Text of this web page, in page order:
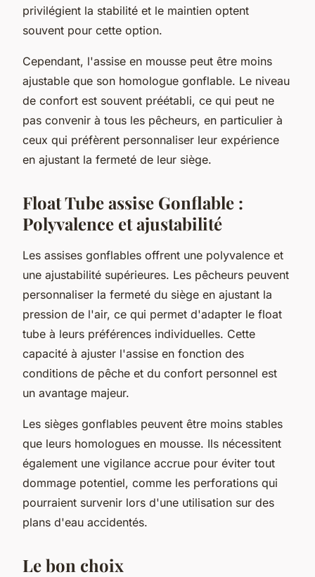
privilégient la stabilité et le maintien optent
souvent pour cette option.
Cependant, l'assise en mousse peut être moins
ajustable que son homologue gonflable. Le niveau
de confort est souvent préétabli, ce qui peut ne
pas convenir à tous les pêcheurs, en particulier à
ceux qui préfèrent personnaliser leur expérience
en ajustant la fermeté de leur siège.
Float Tube assise Gonflable :
Polyvalence et ajustabilité
Les assises gonflables offrent une polyvalence et
une ajustabilité supérieures. Les pêcheurs peuvent
personnaliser la fermeté du siège en ajustant la
pression de l'air, ce qui permet d'adapter le float
tube à leurs préférences individuelles. Cette
capacité à ajuster l'assise en fonction des
conditions de pêche et du confort personnel est
un avantage majeur.
Les sièges gonflables peuvent être moins stables
que leurs homologues en mousse. Ils nécessitent
également une vigilance accrue pour éviter tout
dommage potentiel, comme les perforations qui
pourraient survenir lors d'une utilisation sur des
plans d'eau accidentés.
Le bon choix